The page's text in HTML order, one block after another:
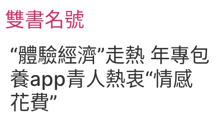
至
主雙書名號
“體驗經濟”走熱 年專包
養app青人熱衷“情感
花費”